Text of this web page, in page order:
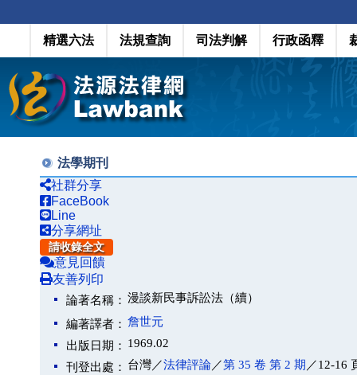
精選六法 法規查詢 司法判解 行政函釋
法學期刊
社群分享
FaceBook
Line
分享網址
請收錄全文
意見回饋
友善列印
論著名稱： 漫談新民事訴訟法（續）
編著譯者： 詹世元
出版日期： 1969.02
刊登出處： 台灣／法律評論／第 35 卷 第 2 期 ／12-16